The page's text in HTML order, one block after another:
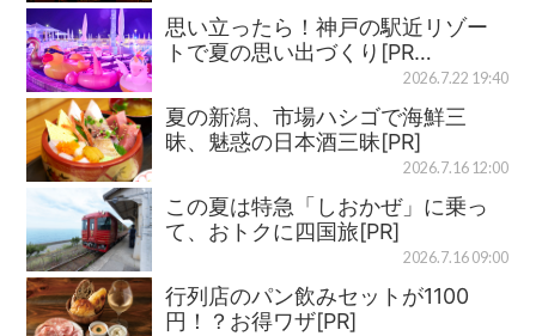
思い立ったら！神戸の駅近リゾー
トで夏の思い出づくり[PR…
2026.7.22 19:40
夏の新潟、市場ハシゴで海鮮三
昧、魅惑の日本酒三昧[PR]
2026.7.16 12:00
この夏は特急「しおかぜ」に乗っ
て、おトクに四国旅[PR]
2026.7.16 09:00
行列店のパン飲みセットが1100
円！？お得ワザ[PR]